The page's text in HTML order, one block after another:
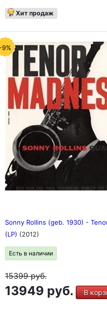
Хит продаж
9%
Sonny Rollins (geb. 1930) -
(LP) (2012)
Есть в наличии
15399руб.
13949 руб. В